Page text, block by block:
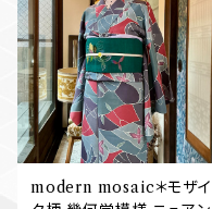
modern mosaic＊モザイ